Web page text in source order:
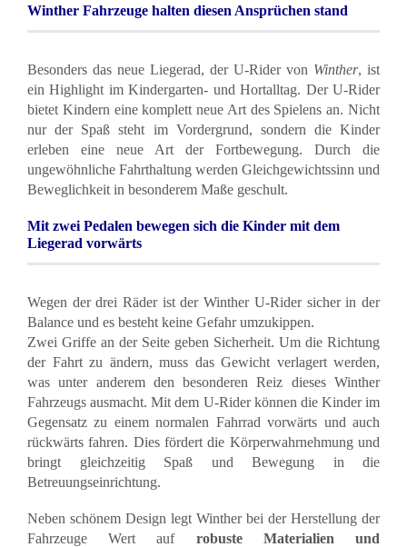
Winther Fahrzeuge halten diesen Ansprüchen stand
Besonders das neue Liegerad, der U-Rider von Winther, ist
ein Highlight im Kindergarten- und Hortalltag. Der U-Rider
bietet Kindern eine komplett neue Art des Spielens an. Nicht
nur der Spaß steht im Vordergrund, sondern die Kinder
erleben eine neue Art der Fortbewegung. Durch die
ungewöhnliche Fahrthaltung werden Gleichgewichtssinn und
Beweglichkeit in besonderem Maße geschult.
Mit zwei Pedalen bewegen sich die Kinder mit dem
Liegerad vorwärts
Wegen der drei Räder ist der Winther U-Rider sicher in der
Balance und es besteht keine Gefahr umzukippen.
Zwei Griffe an der Seite geben Sicherheit. Um die Richtung
der Fahrt zu ändern, muss das Gewicht verlagert werden,
was unter anderem den besonderen Reiz dieses Winther
Fahrzeugs ausmacht. Mit dem U-Rider können die Kinder im
Gegensatz zu einem normalen Fahrrad vorwärts und auch
rückwärts fahren. Dies fördert die Körperwahrnehmung und
bringt gleichzeitig Spaß und Bewegung in die
Betreuungseinrichtung.
Neben schönem Design legt Winther bei der Herstellung der
Fahrzeuge Wert auf robuste Materialien und